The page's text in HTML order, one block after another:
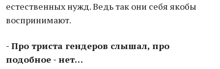
естественных нужд. Ведь так они себя якобы
воспринимают.
- Про триста гендеров слышал, про
подобное - нет…